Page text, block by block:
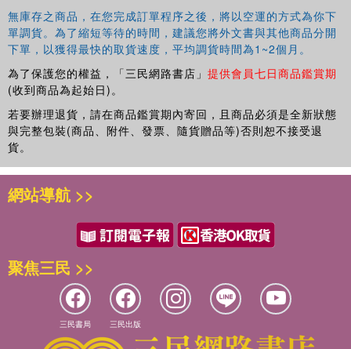
無庫存之商品，在您完成訂單程序之後，將以空運的方式為你下
單調貨。為了縮短等待的時間，建議您將外文書與其他商品分開
下單，以獲得最快的取貨速度，平均調貨時間為1~2個月。
為了保護您的權益，「三民網路書店」 提供會員七日商品鑑賞期
(收到商品為起始日)。
若要辦理退貨，請在商品鑑賞期內寄回，且商品必須是全新狀態
與完整包裝(商品、附件、發票、隨貨贈品等)否則恕不接受退
貨。
網站導航 >>
聚焦三民 >>
三民書局 三民出版